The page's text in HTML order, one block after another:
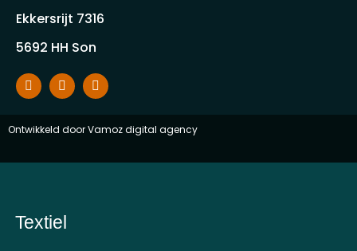
Ekkersrijt 7316
5692 HH Son
Ontwikkeld doorVamoz digital agency
Textiel